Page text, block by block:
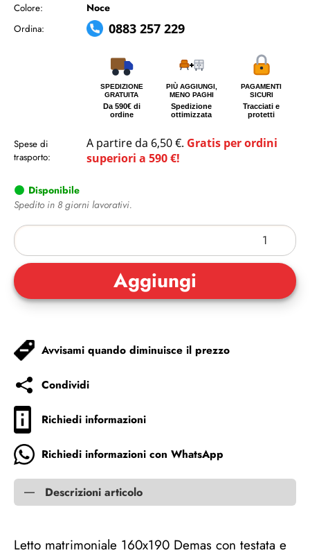
Colore: Noce
Ordina: 0883 257 229
SPEDIZIONE
GRATUITA
Da 590€ di
ordine
PIÙ AGGIUNGI,
MENO PAGHI
Spedizione
ottimizzata
PAGAMENTI
SICURI
Tracciati e
protetti
Spese di
trasporto:
A partire da 6,50 €. Gratis per ordini
superiori a 590 €!
Disponibile
Spedito in 8 giorni lavorativi.
Avvisami quando diminuisce il prezzo
Condividi
Richiedi informazioni
Richiedi informazioni con WhatsApp
Descrizioni articolo
Letto matrimoniale 160x190 Demas con testata e